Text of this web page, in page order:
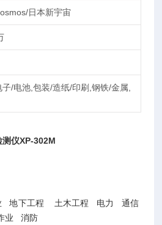
日本新宇宙
/电池,包装/造纸/印刷,钢铁/金属,
测仪XP-302M
业 地下工程 土木工程 电力 通信
业 消防